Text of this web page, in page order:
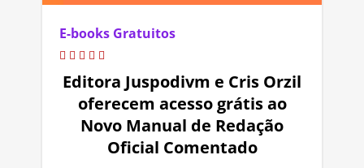
E-books Gratuitos
Editora Juspodivm e Cris Orzil
oferecem acesso grátis ao
Novo Manual de Redação
Oficial Comentado